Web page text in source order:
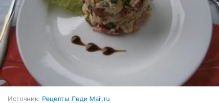
Источник: Рецепты Леди Mail.ru